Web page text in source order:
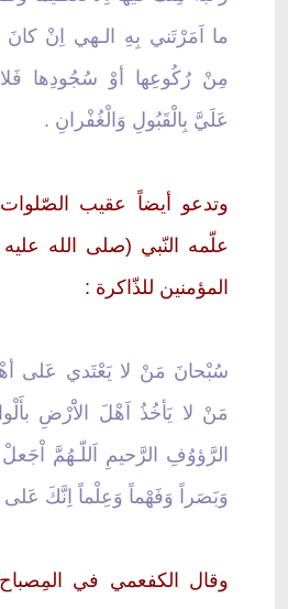
ما اَمَرْتَني بِهِ الـهي اِنْ
مِنْ رُكُوعِها أوْ سُجُودِها
عَلَيَّ بِالْقَبُولِ وَالْغُفْرانِ .
وتدعو أيضاً عقيب الصّلوات
علّمه النّبي (صلى الله عليه
المؤمنين للذّاكرة :
سُبْحانَ مَنْ لا يَعْتَدي عَلى
مَنْ لا يَأخُذُ اَهْلَ الاَْرْضِ
الرَّؤوُفِ الرَّحيمِ اَللّـهُمَّ
وَبَصَراً وَفَهْماً وَعِلْماً اِنَّكَ
وقال الكفعمي في